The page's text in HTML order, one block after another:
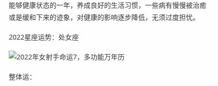
能够健康状态的一年，养成良好的生活习惯，一些病有慢慢被治癒
或是缓和下来的迹象，对健康的影响逐步降低，无须过度担忧。
2022星座运势：处女座
整体运：